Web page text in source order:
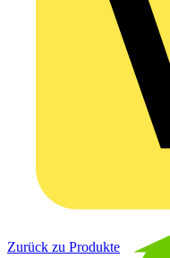
Zurück zu Produkte